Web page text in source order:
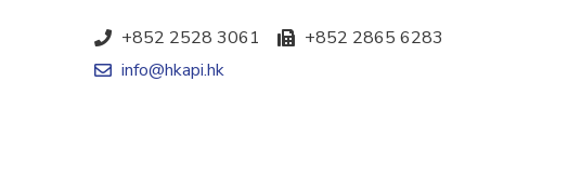
+852 2528 3061
+852 2865 6283
info@hkapi.hk